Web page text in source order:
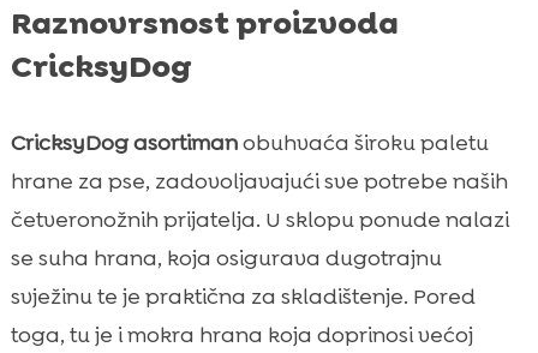
Raznovrsnost proizvoda
CricksyDog
CricksyDog asortimanobuhvaća široku paletu
hrane za pse, zadovoljavajući sve potrebe naših
četveronožnih prijatelja. U sklopu ponude nalazi
se suha hrana, koja osigurava dugotrajnu
svježinu te je praktična za skladištenje. Pored
toga, tu je i mokra hrana koja doprinosi većoj